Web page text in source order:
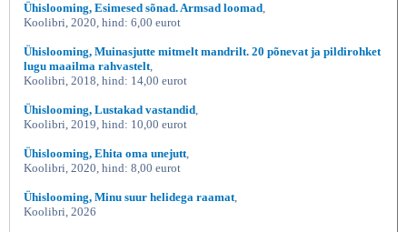
Ühislooming, Esimesed sõnad. Armsad loomad
Koolibri, 2020, hind: 6,00 eurot
Ühislooming, Muinasjutte mitmelt mandrilt. 20 põnevat ja pildirohket
lugu maailma rahvastelt
Koolibri, 2018, hind: 14,00 eurot
Ühislooming, Lustakad vastandid
Koolibri, 2019, hind: 10,00 eurot
Ühislooming, Ehita oma unejutt
Koolibri, 2020, hind: 8,00 eurot
Ühislooming, Minu suur helidega raamat
Koolibri, 2026